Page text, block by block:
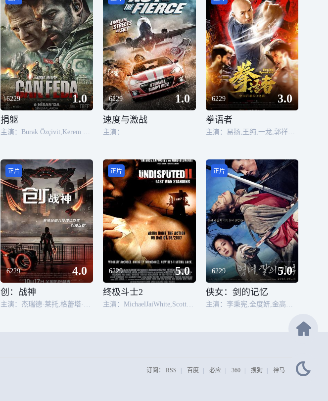
6229 1.0
捐躯
6229 1.0
速度与激战
主演：
6229 3.0
拳语者
主演：易扬,王纯,一龙,郭祥鹏,纪鸿飞
6229 4.0
正片
创：战神
主演：杰瑞德·莱托,格蕾塔·李,埃文·彼得斯,哈桑·明哈杰,朱迪·特纳-史密斯,阿图罗·卡斯特罗,卡梅隆·莫纳汉,吉莲·安德森,杰夫·布里吉斯,莎拉·德贾斯丁,莎琳·费迪南德,杰森·特朗布莱,卡梅伦·帕克,肯尼斯·塞托·泰南,布拉德·哈德
6229 5.0
正片
终极斗士2
主演：MichaelJaiWhite,ScottAdkins,EliDanker
6229 5.0
正片
侠女：剑的记忆
主演：李秉宪,全度妍,金高银,李俊昊,李璟荣,金太祐,裴秀彬,金永敏
订阅： RSS | 百度 | 必应 | 360 | 搜狗 | 神马